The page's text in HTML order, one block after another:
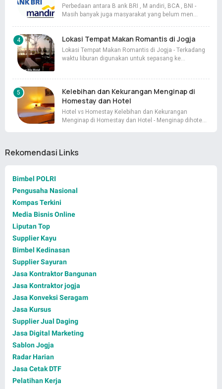
Perbedaan antara B ank BRI , M andiri, BCA , BNI -
Masih banyak juga masyarakat yang belum men…
Lokasi Tempat Makan Romantis di Jogja
Lokasi Tempat Makan Romantis di Jogja - Terkadang
waktu liburan digunakan untuk sepasang ke…
Kelebihan dan Kekurangan Menginap di
Homestay dan Hotel
Hotel vs Homestay Kelebihan dan Kekurangan
Menginap di Homestay dan Hotel - Menginap dihote…
Rekomendasi Links
Bimbel POLRI
Pengusaha Nasional
Kompas Terkini
Media Bisnis Online
Liputan Top
Supplier Kayu
Bimbel Kedinasan
Supplier Sayuran
Jasa Kontraktor Bangunan
Jasa Kontraktor jogja
Jasa Konveksi Seragam
Jasa Kursus
Supplier Jual Daging
Jasa Digital Marketing
Sablon Jogja
Radar Harian
Jasa Cetak DTF
Pelatihan Kerja